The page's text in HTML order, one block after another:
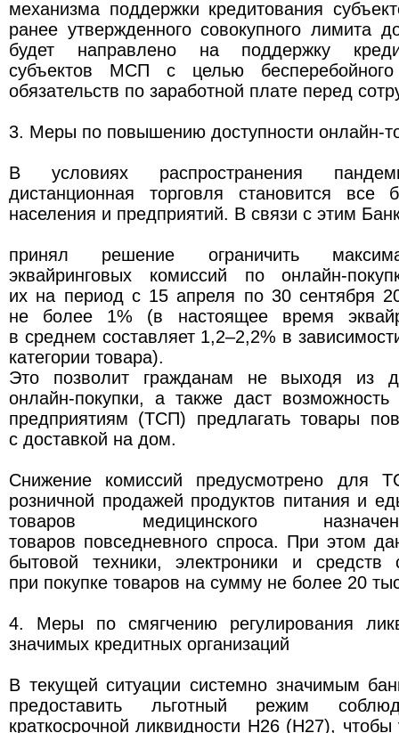
механизма поддержки кредитования
ранее утвержденного совокупного лимита
будет направлено на поддержку
субъектов МСП с целью
обязательств по заработной плате перед
3. Меры по повышению доступности онлайн-
В условиях распространения
дистанционная торговля становится
населения и предприятий. В связи с этим
принял решение ограничить
эквайринговых комиссий по онлайн-
их на период с 15 апреля по 30 сентября
не более 1% (в настоящее время
в среднем составляет 1,2–2,2% в
категории товара).
Это позволит гражданам не выходя из
онлайн-покупки, а также даст возможность
предприятиям (ТСП) предлагать товары
с доставкой на дом.
Снижение комиссий предусмотрено для
розничной продажей продуктов питания и
товаров медицинского
товаров повседневного спроса. При этом
бытовой техники, электроники и средств
при покупке товаров на сумму не более 20
4. Меры по смягчению регулирования
значимых кредитных организаций
В текущей ситуации системно значимым
предоставить льготный режим
краткосрочной ликвидности Н26 (Н27),